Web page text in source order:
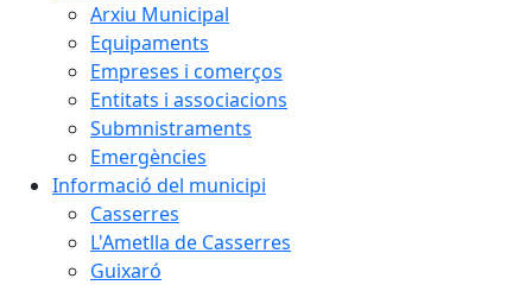
Arxiu Municipal
Equipaments
Empreses i comerços
Entitats i associacions
Submnistraments
Emergències
Informació del municipi
Casserres
L'Ametlla de Casserres
Guixaró